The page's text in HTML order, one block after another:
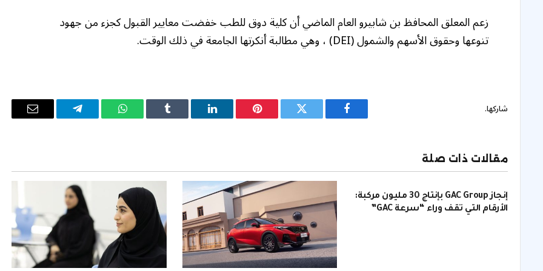
زعم المعلق المحافظ بن شابيرو العام الماضي أن كلية دوق للطب خفضت معايير القبول كجزء من جهود
تنوعها وحقوق الأسهم والشمول (DEI) ، وهي مطالبة أنكرتها الجامعة في ذلك الوقت.
شاركها.
فيسبوك تويتر بينتيريستلينكدإن Tumblr واتساب تيلقرام
البريد
مقالات ذات صلة
إنجاز GAC Group بإنتاج 30 مليون مركبة:
الأرقام التي تقف وراء “سرعة GAC”